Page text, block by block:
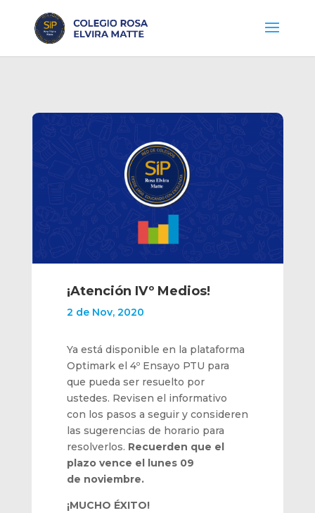
¡Atención IVº Medios!
2 de Nov, 2020
Ya está disponible en la plataforma
Optimark el 4º Ensayo PTU para
que pueda ser resuelto por
ustedes. Revisen el informativo
con los pasos a seguir y consideren
las sugerencias de horario para
resolverlos. Recuerden que el
plazo vence el lunes 09
de noviembre.
¡MUCHO ÉXITO!